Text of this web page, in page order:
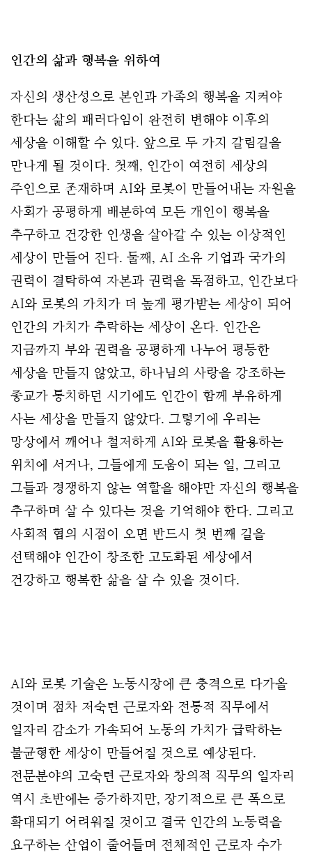
인간의 삶과 행복을 위하여
자신의 생산성으로 본인과 가족의 행복을 지켜야
한다는 삶의 패러다임이 완전히 변해야 이후의
세상을 이해할 수 있다. 앞으로 두 가지 갈림길을
만나게 될 것이다. 첫째, 인간이 여전히 세상의
주인으로 존재하며 AI와 로봇이 만들어내는 자원을
사회가 공평하게 배분하여 모든 개인이 행복을
추구하고 건강한 인생을 살아갈 수 있는 이상적인
세상이 만들어 진다. 둘째, AI 소유 기업과 국가의
권력이 결탁하여 자본과 권력을 독점하고, 인간보다
AI와 로봇의 가치가 더 높게 평가받는 세상이 되어
인간의 가치가 추락하는 세상이 온다. 인간은
지금까지 부와 권력을 공평하게 나누어 평등한
세상을 만들지 않았고, 하나님의 사랑을 강조하는
종교가 통치하던 시기에도 인간이 함께 부유하게
사는 세상을 만들지 않았다. 그렇기에 우리는
망상에서 깨어나 철저하게 AI와 로봇을 활용하는
위치에 서거나, 그들에게 도움이 되는 일, 그리고
그들과 경쟁하지 않는 역할을 해야만 자신의 행복을
추구하며 살 수 있다는 것을 기억해야 한다. 그리고
사회적 협의 시점이 오면 반드시 첫 번째 길을
선택해야 인간이 창조한 고도화된 세상에서
건강하고 행복한 삶을 살 수 있을 것이다.
AI와 로봇 기술은 노동시장에 큰 충격으로 다가올
것이며 점차 저숙련 근로자와 전통적 직무에서
일자리 감소가 가속되어 노동의 가치가 급락하는
불균형한 세상이 만들어질 것으로 예상된다.
전문분야의 고숙련 근로자와 창의적 직무의 일자리
역시 초반에는 증가하지만, 장기적으로 큰 폭으로
확대되기 어려워질 것이고 결국 인간의 노동력을
요구하는 산업이 줄어들며 전체적인 근로자 수가